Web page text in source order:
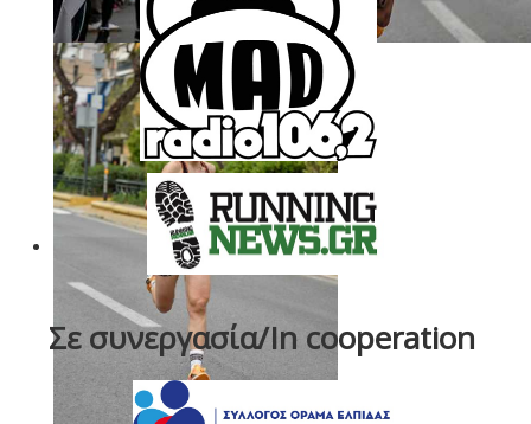
Σε συνεργασία/In cooperation